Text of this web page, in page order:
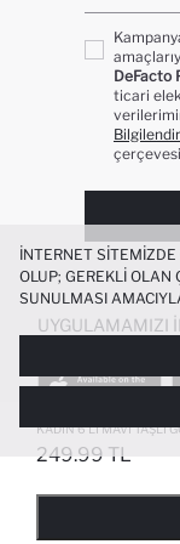
KADIN 6'LI MAVI TAŞLI
249.99 TL
DeFacto
ticari
UYGULAMAMIZI
POPÜLER
İNTERNET SITEMIZDE
OLUP; GEREKLI OLAN
SUNULMASI
ÜÇÜNCÜ TARAF
DENEYIMI
KIŞISELLEŞTIRMESI
YÖNELIK
SINIRLI OLARAK
ÇEREZ TERCIHLERI
ÇEREZLERLE ILGILI